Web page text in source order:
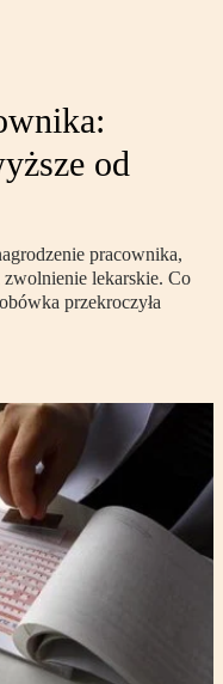
od
pracownika,
zwolnienie lekarskie. Co
przekroczyła